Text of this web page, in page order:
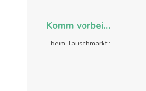
Komm vorbei…
...beim Tauschmarkt.: